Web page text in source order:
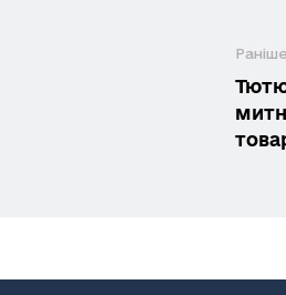
Раніше